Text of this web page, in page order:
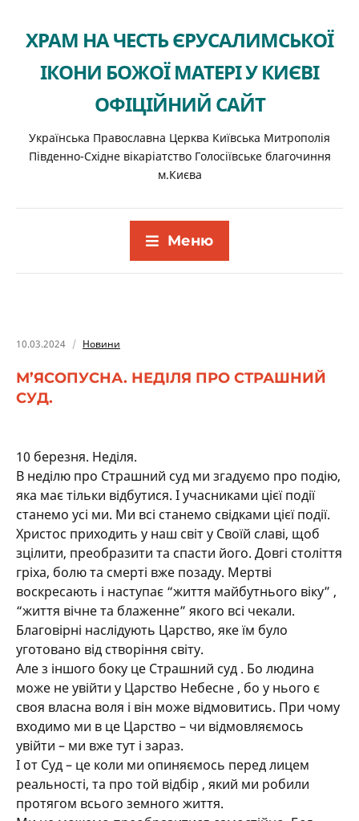
ХРАМ НА ЧЕСТЬ ЄРУСАЛИМСЬКОЇ
ІКОНИ БОЖОЇ МАТЕРІ У КИЄВІ
ОФІЦІЙНИЙ САЙТ
Українська Православна Церква Київська Митрополія
Південно-Східне вікаріатство Голосіївське благочиння
м.Києва
Меню
10.03.2024 Новини
М’ЯСОПУСНА. НЕДІЛЯ ПРО СТРАШНИЙ
СУД.
10 березня. Неділя.
В неділю про Страшний суд ми згадуємо про подію,
яка має тільки відбутися. І учасниками цієї події
станемо усі ми. Ми всі станемо свідками цієї події.
Христос приходить у наш світ у Своїй славі, щоб
зцілити, преобразити та спасти його. Довгі століття
гріха, болю та смерті вже позаду. Мертві
воскресають і наступає “життя майбутнього віку” ,
“життя вічне та блаженне” якого всі чекали.
Благовірні наслідують Царство, яке їм було
уготовано від створіння світу.
Але з іншого боку це Страшний суд . Бо людина
може не увійти у Царство Небесне , бо у нього є
своя власна воля і він може відмовитись. При чому
входимо ми в це Царство – чи відмовляємось
увійти – ми вже тут і зараз.
І от Суд – це коли ми опиняємось перед лицем
реальності, та про той відбір , який ми робили
протягом всього земного життя.